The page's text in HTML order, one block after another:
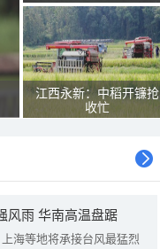
江西永新：中稻开镰抢
收忙
风雨 华南高温盘踞
海等地将承接台风最猛烈